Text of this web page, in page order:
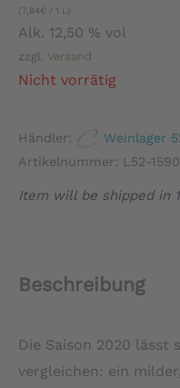
( 7,84€ / 1 L)
Alk. 12,50 % vol
zzgl. Versand
Nicht vorrätig
Händler:
Weinlager
Artikelnummer: L52-
Item will be shipped in
Beschreibung
Die Saison 2020 lässt
vergleichen: ein